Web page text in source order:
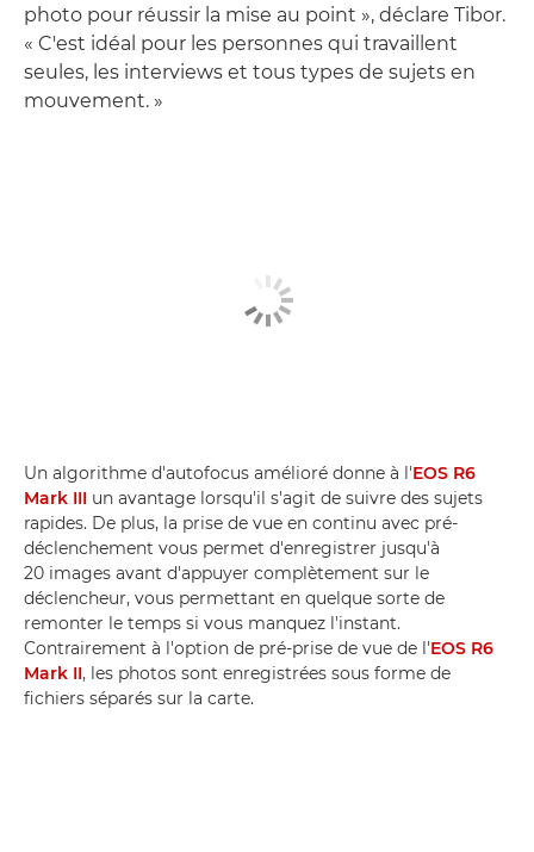
photo pour réussir la mise au point », déclare Tibor.
« C'est idéal pour les personnes qui travaillent
seules, les interviews et tous types de sujets en
mouvement. »
Un algorithme d'autofocus amélioré donne à l'EOS R6
Mark III un avantage lorsqu'il s'agit de suivre des sujets
rapides. De plus, la prise de vue en continu avec pré-
déclenchement vous permet d'enregistrer jusqu'à
20 images avant d'appuyer complètement sur le
déclencheur, vous permettant en quelque sorte de
remonter le temps si vous manquez l'instant.
Contrairement à l'option de pré-prise de vue de l'EOS R6
Mark II, les photos sont enregistrées sous forme de
fichiers séparés sur la carte.